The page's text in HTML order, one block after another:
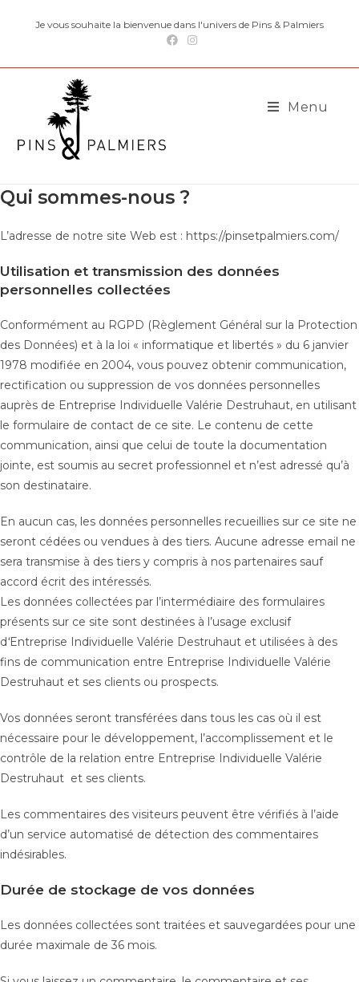
Je vous souhaite la bienvenue dans l'univers de Pins & Palmiers
Menu
Qui sommes-nous ?
L’adresse de notre site Web est : https://pinsetpalmiers.com/
Utilisation et transmission des données
personnelles collectées
Conformément au RGPD (Règlement Général sur la Protection
des Données) et à la loi « informatique et libertés » du 6 janvier
1978 modifiée en 2004, vous pouvez obtenir communication,
rectification ou suppression de vos données personnelles
auprès de Entreprise Individuelle Valérie Destruhaut, en utilisant
le formulaire de contact de ce site. Le contenu de cette
communication, ainsi que celui de toute la documentation
jointe, est soumis au secret professionnel et n’est adressé qu’à
son destinataire.
En aucun cas, les données personnelles recueillies sur ce site ne
seront cédées ou vendues à des tiers. Aucune adresse email ne
sera transmise à des tiers y compris à nos partenaires sauf
accord écrit des intéressés.
Les données collectées par l’intermédiaire des formulaires
présents sur ce site sont destinées à l’usage exclusif
d‘Entreprise Individuelle Valérie Destruhaut et utilisées à des
fins de communication entre Entreprise Individuelle Valérie
Destruhaut et ses clients ou prospects.
Vos données seront transférées dans tous les cas où il est
nécessaire pour le développement, l’accomplissement et le
contrôle de la relation entre Entreprise Individuelle Valérie
Destruhaut et ses clients.
Les commentaires des visiteurs peuvent être vérifiés à l’aide
d’un service automatisé de détection des commentaires
indésirables.
Durée de stockage de vos données
Les données collectées sont traitées et sauvegardées pour une
durée maximale de 36 mois.